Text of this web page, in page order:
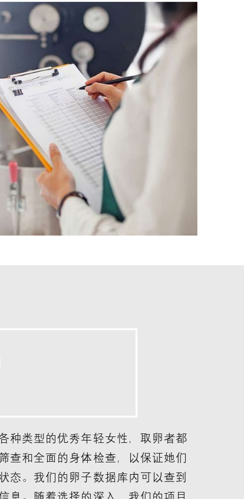
种类型的优秀年轻女性，取卵者都
查和全面的身体检查，以保证她们
态。我们的卵子数据库内可以查到
息。随着选择的深入，我们的项目